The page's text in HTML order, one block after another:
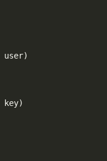
user)
key)